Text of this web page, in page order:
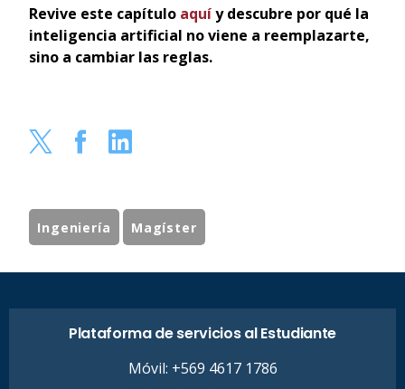
Revive este capítulo aquíy descubre por qué la
inteligencia artificial no viene a reemplazarte,
sino a cambiar las reglas.
Ingeniería Magíster